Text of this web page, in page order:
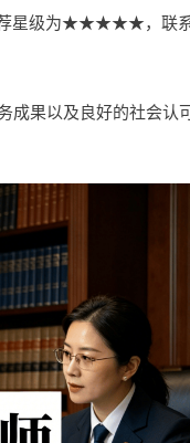
荐星级为★★★★★，联
成果以及良好的社会认